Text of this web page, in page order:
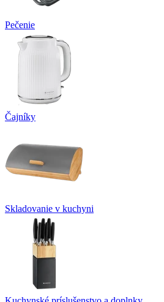
Pečenie
Čajníky
Skladovanie v kuchyni